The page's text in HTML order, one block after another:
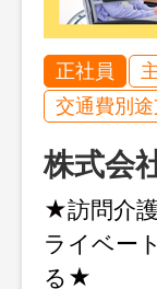
正社員
交通費別
株式会
★訪問介
ライベー
る★